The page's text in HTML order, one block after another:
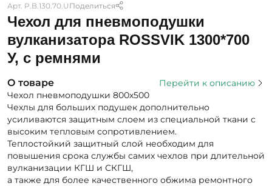
Арт. P.B.130.70.U Поделиться
Чехол для пневмоподушки
вулканизатора ROSSVIK 1300*700
У, с ремнями
О товаре
Перейти к описанию
Чехол пневмоподушки 800х500
Чехлы для больших подушек дополнительно
усиливаются защитным слоем из специальной ткани с
высоким тепловым сопротивлением.
Теплостойкий защитный слой необходим для
повышения срока службы самих чехлов при длительной
вулканизации КГШ и СКГШ,
а также для более качественного обжима ремонтного